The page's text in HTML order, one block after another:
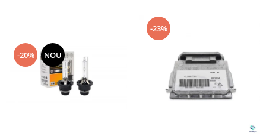
-20% NOU
-23%